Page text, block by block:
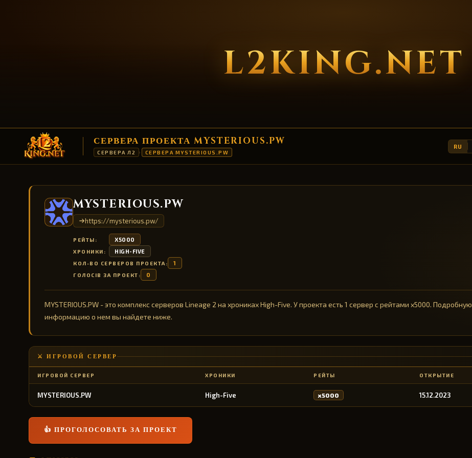
L2KING.NET
СЕРВЕРА ПРОЕКТА MYSTERIOUS.PW
СЕРВЕРА Л2 › СЕРВЕРА MYSTERIOUS.PW
RU
MYSTERIOUS.PW
https://mysterious.pw/
РЕЙТЫ: X5000
ХРОНИКИ: HIGH-FIVE
КОЛ-ВО СЕРВЕРОВ ПРОЕКТА: 1
ГОЛОСІВ ЗА ПРОЕКТ: 0
MYSTERIOUS.PW - это комплекс серверов Lineage 2 на хрониках High-Five. У проекта есть 1 сервер с рейтами x5000. Подробную
информацию о нем вы найдете ниже.
⚔️ ИГРОВОЙ СЕРВЕР
ИГРОВОЙ СЕРВЕР ХРОНИКИ РЕЙТЫ ОТКРЫТИЕ
MYSTERIOUS.PW High-Five x5000 15.12.2023
👍 ПРОГОЛОСОВАТЬ ЗА ПРОЕКТ